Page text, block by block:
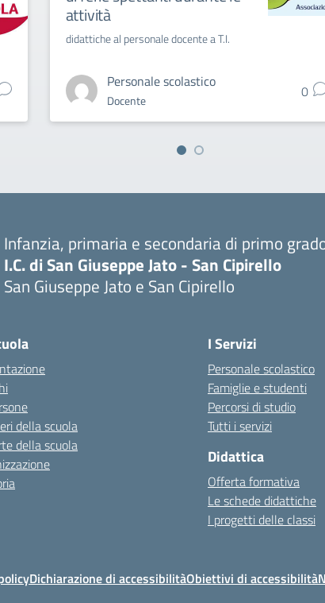
attività
didattiche al personale docente a T.I.
Personale scolastico
Docente 0
Infanzia, primaria e secondaria di primo
I.C. di San Giuseppe Jato - San Cipirello
San Giuseppe Jato e San Cipirello
della scuola
della scuola
I Servizi
Personale scolastico
Famiglie e studenti
Percorsi di studio
Tutti i servizi
Didattica
Offerta formativa
Le schede didattiche
I progetti delle classi
Dichiarazione di accessibilitàObiettivi di accessibilità